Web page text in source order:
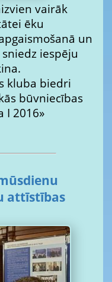
vairāk
ēku
un
iespēju
kluba biedri
būvniecības
I 2016»
attīstības